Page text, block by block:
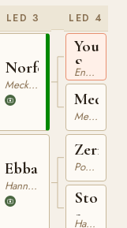
LED 3
Norfolk
Mecklenburgare
Ebba
Hannoveranare
LED 4
Young
xx
Engelskt Fullblod
Medusa
Mecklenburgare
Pommerskt Varmblod
Sto
e. Hannoveranare